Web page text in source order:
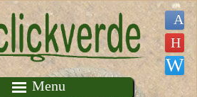
Menu